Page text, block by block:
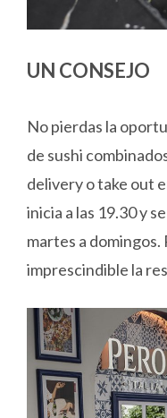
UN CONSEJO
No pierdas la
de sushi
delivery o take out
inicia a las 19.30 y
martes a domingos.
imprescindible la